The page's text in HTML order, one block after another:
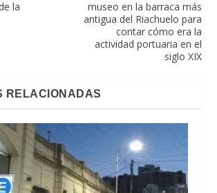
la
museo en la barraca más
antigua del Riachuelo para
contar cómo era la
actividad portuaria en el
siglo XIX
RELACIONADAS